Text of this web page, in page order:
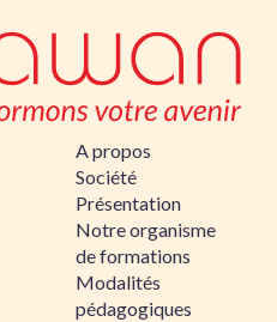
A propos
Société
Présentation
Notre organisme
de formations
Modalités
pédagogiques